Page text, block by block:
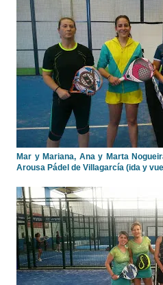
Mar y Mariana, Ana y Marta
Arousa Pádel de Villagarcía (ida y